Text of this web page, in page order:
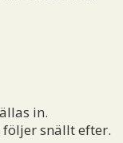
in.
snällt efter.